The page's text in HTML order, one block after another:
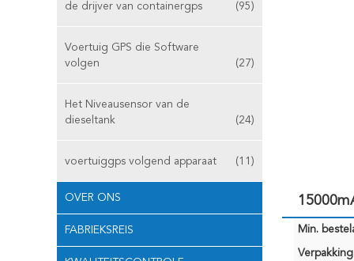
de drijver van containergps (95)
Voertuig GPS die Software
volgen
(27)
Het Niveausensor van de
dieseltank
(24)
voertuiggps volgend apparaat (11)
OVER ONS
FABRIEKSREIS Min.